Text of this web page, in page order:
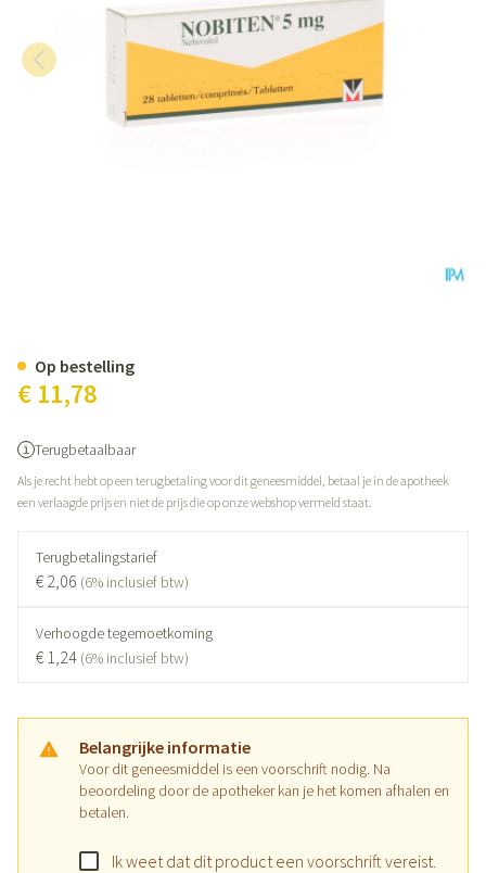
€ 11,78
Terugbetaalbaar
Als je recht hebt op een terugbetaling voor dit geneesmiddel, betaal je in de apotheek
een verlaagde prijs en niet de prijs die op onze webshop vermeld staat.
Terugbetalingstarief
€ 2,06 (6% inclusief btw)
Verhoogde tegemoetkoming
€ 1,24 (6% inclusief btw)
Belangrijke informatie
Voor dit geneesmiddel is een voorschrift nodig. Na
beoordeling door de apotheker kan je het komen afhalen en
betalen.
Ik weet dat dit product een voorschrift vereist.
Op bestelling